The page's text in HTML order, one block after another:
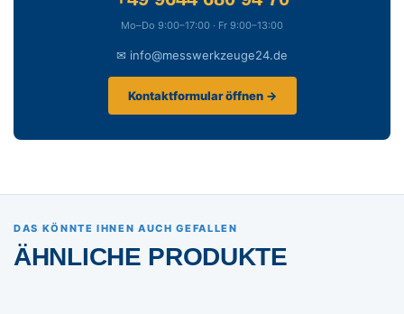
Mo–Do 9:00–17:00 · Fr 9:00–13:00
✉ info@messwerkzeuge24.de
Kontaktformular öffnen →
DAS KÖNNTE IHNEN AUCH GEFALLEN
ÄHNLICHE PRODUKTE